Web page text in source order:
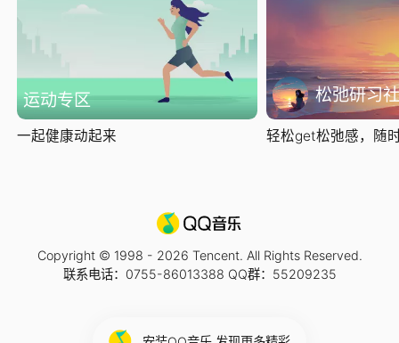
运动专区
一起健康动起来
松弛研习社
轻松get松弛感，随
Copyright © 1998 - 2026 Tencent. All Rights Reserved.
联系电话：0755-86013388 QQ群：55209235